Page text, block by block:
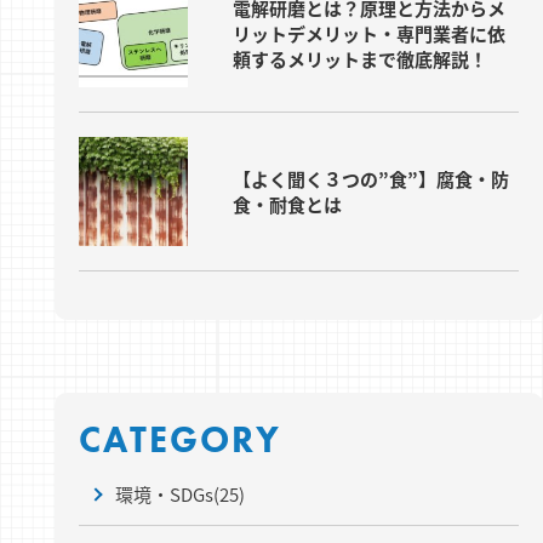
電解研磨とは？原理と方法からメ
リットデメリット・専門業者に依
頼するメリットまで徹底解説！
【よく聞く３つの”食”】腐食・防
食・耐食とは
CATEGORY
環境・SDGs(25)